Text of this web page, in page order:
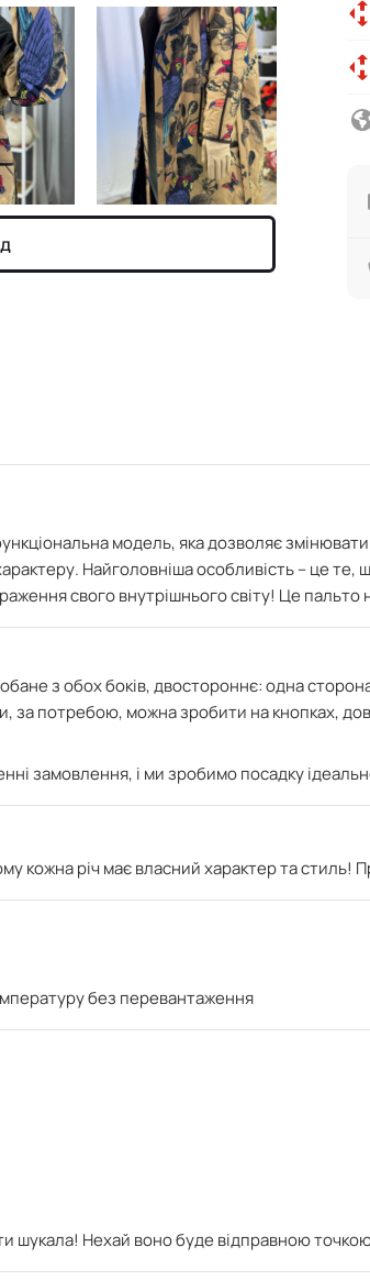
модель, яка дозволяє
Найголовніша особливість – це
свого внутрішнього світу! Це пальто
з обох боків,двостороннє: одна
за потребою, можна зробити на кнопках,
замовлення, і ми зробимо посадку
кожна річ має власний характер та стиль!
без перевантаження
шукала! Нехай воно буде відправною